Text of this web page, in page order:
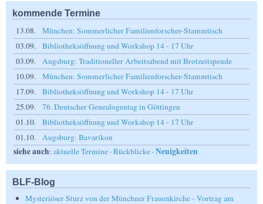
kommende Termine
13.08.
München: Sommerlicher Familienforscher-Stammtisch
03.09.
Bibliotheksöffnung und Workshop 14 - 17 Uhr
03.09.
Augsburg: Traditioneller Arbeitsabend mit Brotzeitspende
10.09.
München: Sommerlicher Familienforscher-Stammtisch
17.09.
Bibliotheksöffnung und Workshop 14 - 17 Uhr
25.09.
76. Deutscher Genealogentag in Göttingen
01.10.
Bibliotheksöffnung und Workshop 14 - 17 Uhr
01.10.
Augsburg: Bavarikon
siehe auch: aktuelle Termine ·Rückblicke ·Neuigkeiten
BLF-Blog
Mysteriöser Sturz von der Münchner Frauenkirche - Vortrag am